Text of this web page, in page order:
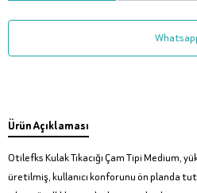
Ürün Açıklaması
Otilefks Kulak Tıkacığı Çam Tipi Medium,
üretilmiş, kullanıcı konforunu ön planda